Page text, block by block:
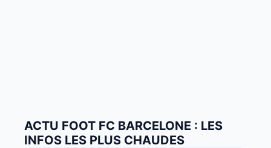
ACTU FOOT FC BARCELONE : LES
INFOS LES PLUS CHAUDES